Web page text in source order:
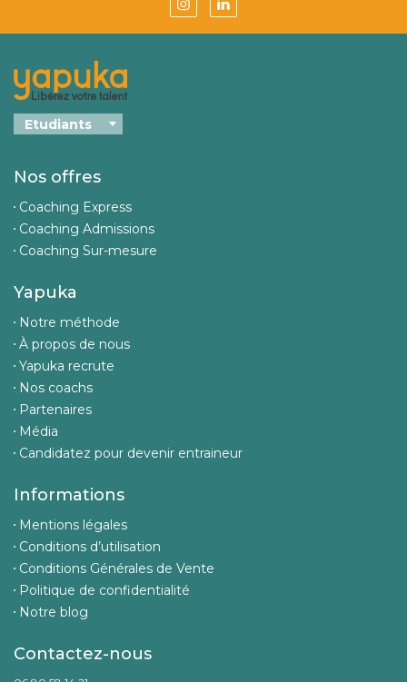
Nos offres
Coaching Express
Coaching Admissions
Coaching Sur-mesure
Yapuka
Notre méthode
À propos de nous
Yapuka recrute
Nos coachs
Partenaires
Média
Candidatez pour devenir entraineur
Informations
Mentions légales
Conditions d’utilisation
Conditions Générales de Vente
Politique de confidentialité
Notre blog
Contactez-nous